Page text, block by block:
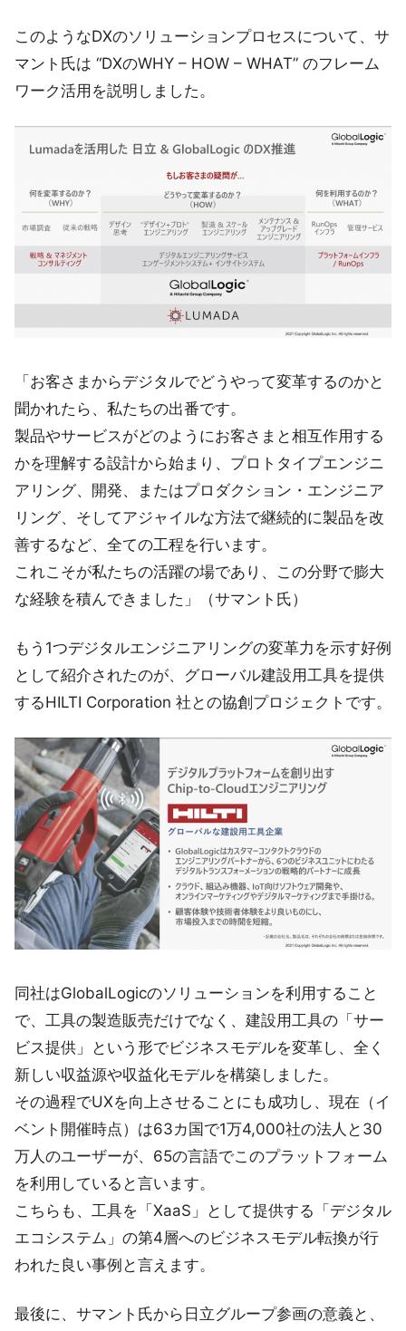
このようなDXのソリューションプロセスについて、サ
マント氏は “DXのWHY – HOW – WHAT” のフレーム
ワーク活用を説明しました。
「お客さまからデジタルでどうやって変革するのかと
聞かれたら、私たちの出番です。
製品やサービスがどのようにお客さまと相互作用する
かを理解する設計から始まり、プロトタイプエンジニ
アリング、開発、またはプロダクション・エンジニア
リング、そしてアジャイルな方法で継続的に製品を改
善するなど、全ての工程を行います。
これこそが私たちの活躍の場であり、この分野で膨大
な経験を積んできました」（サマント氏）
もう1つデジタルエンジニアリングの変革力を示す好例
として紹介されたのが、グローバル建設用工具を提供
するHILTI Corporation 社との協創プロジェクトです。
同社はGlobalLogicのソリューションを利用すること
で、工具の製造販売だけでなく、建設用工具の「サー
ビス提供」という形でビジネスモデルを変革し、全く
新しい収益源や収益化モデルを構築しました。
その過程でUXを向上させることにも成功し、現在（イ
ベント開催時点）は63カ国で1万4,000社の法人と30
万人のユーザーが、65の言語でこのプラットフォーム
を利用していると言います。
こちらも、工具を「XaaS」として提供する「デジタル
エコシステム」の第4層へのビジネスモデル転換が行
われた良い事例と言えます。
最後に、サマント氏から日立グループ参画の意義と、